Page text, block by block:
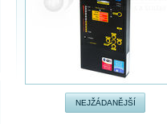
NEJŽÁDANĚJŠÍ